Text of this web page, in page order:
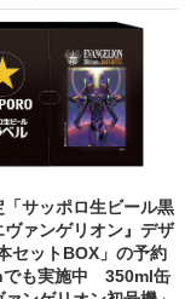
「サッポロ生ビール黒
ヴァンゲリオン』デザ
セットBOX」の予約
でも実施中 350ml缶